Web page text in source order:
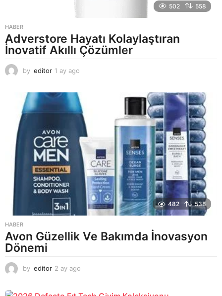
502 558
HABER
Adverstore Hayatı Kolaylaştıran
İnovatif Akıllı Çözümler
by editor 1 ay ago
a
g
o
482 538
HABER
Avon Güzellik Ve Bakımda İnovasyon
Dönemi
by editor 2 ay ago